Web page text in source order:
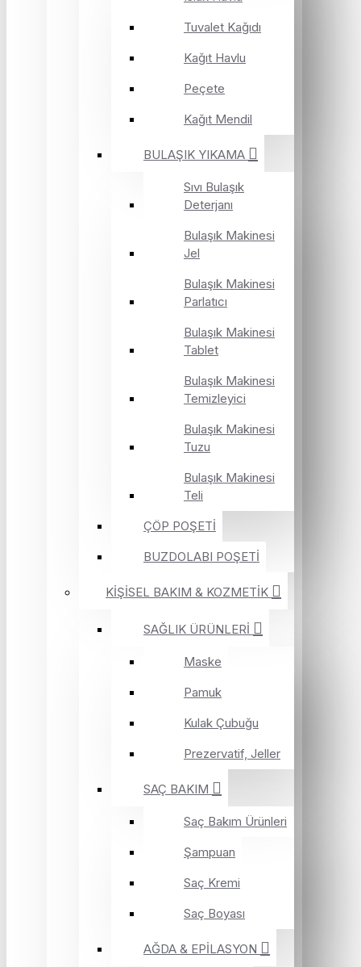
Tuvalet Kağıdı
Kağıt Havlu
Peçete
Kağıt Mendil
BULAŞIK YIKAMA
Sıvı Bulaşık
Deterjanı
Bulaşık Makinesi
Jel
Bulaşık Makinesi
Parlatıcı
Bulaşık Makinesi
Tablet
Bulaşık Makinesi
Temizleyici
Bulaşık Makinesi
Tuzu
Bulaşık Makinesi
Teli
ÇÖP POŞETİ
BUZDOLABI POŞETİ
KİŞİSEL BAKIM & KOZMETİK
SAĞLIK ÜRÜNLERİ
Maske
Pamuk
Kulak Çubuğu
Prezervatif, Jeller
SAÇ BAKIM
Saç Bakım Ürünleri
Şampuan
Saç Kremi
Saç Boyası
AĞDA & EPİLASYON